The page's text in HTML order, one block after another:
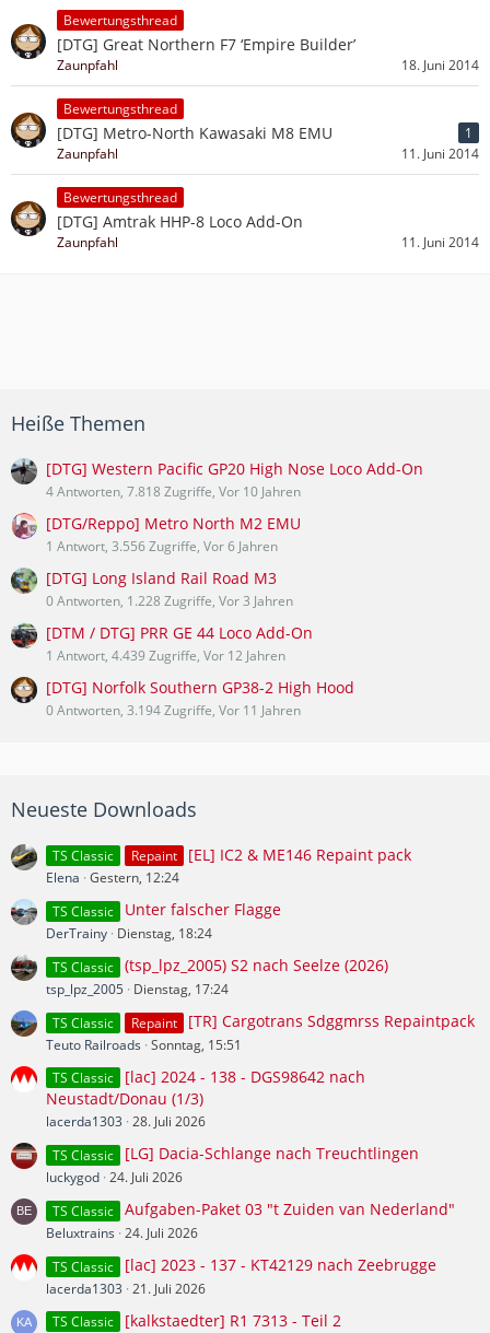
Bewertungsthread
[DTG] Great Northern F7 ‘Empire Builder’
Zaunpfahl 18. Juni 2014
Bewertungsthread
[DTG] Metro-North Kawasaki M8 EMU
1
Zaunpfahl
11. Juni 2014
Bewertungsthread
[DTG] Amtrak HHP-8 Loco Add-On
Zaunpfahl 11. Juni 2014
Heiße Themen
[DTG] Western Pacific GP20 High Nose Loco Add-On
4 Antworten, 7.818 Zugriffe, Vor 10 Jahren
[DTG/Reppo] Metro North M2 EMU
1 Antwort, 3.556 Zugriffe, Vor 6 Jahren
[DTG] Long Island Rail Road M3
0 Antworten, 1.228 Zugriffe, Vor 3 Jahren
[DTM / DTG] PRR GE 44 Loco Add-On
1 Antwort, 4.439 Zugriffe, Vor 12 Jahren
[DTG] Norfolk Southern GP38-2 High Hood
0 Antworten, 3.194 Zugriffe, Vor 11 Jahren
Neueste Downloads
TS Classic Repaint [EL] IC2 & ME146 Repaint pack
Elena Gestern, 12:24
TS Classic
Unter falscher Flagge
DerTrainy Dienstag, 18:24
TS Classic (tsp_lpz_2005) S2 nach Seelze (2026)
tsp_lpz_2005
Dienstag, 17:24
TS Classic
Repaint [TR] Cargotrans Sdggmrss Repaintpack
Teuto Railroads Sonntag, 15:51
TS Classic
[lac] 2024 - 138 - DGS98642 nach
Neustadt/Donau (1/3)
lacerda1303 28. Juli 2026
TS Classic
[LG] Dacia-Schlange nach Treuchtlingen
luckygod 24. Juli 2026
TS Classic Aufgaben-Paket 03 "t Zuiden van Nederland"
Beluxtrains 24. Juli 2026
TS Classic
[lac] 2023 - 137 - KT42129 nach Zeebrugge
lacerda1303 21. Juli 2026
TS Classic
[kalkstaedter] R1 7313 - Teil 2